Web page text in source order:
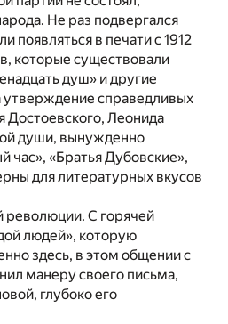
Не раз подвергался
появляться в печати с 1912
которые существовали
душ» и другие
утверждение справедливых
Достоевского, Леонида
души, вынужденно
час», «Братья Дубовские»,
для литературных вкусов
революции. С горячей
людей», которую
здесь, в этом общении с
манеру своего письма,
глубоко его